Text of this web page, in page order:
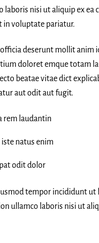
nisi ut aliquip ex ea
in voluptate pariatur.
deserunt mollit anim
doloret emque totam
beatae vitae dict
aut odit aut fugit.
rem laudantin
natus enim
odit dolor
tempor incididunt ut
ullamco laboris nisi ut